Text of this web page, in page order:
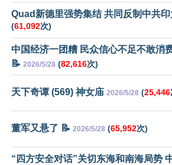
Quad新德里强势集结 共同反制中共
(61,092次)
中国经济一团糟 民众信心不足不敢消
📝 2026/5/28 (82,616次)
天下奇谭 (569) 神女庙 2026/5/28 (25,446
董军又悬了 📝 2026/5/28 (65,952次)
“四方安全对话”关切东海和南海局势